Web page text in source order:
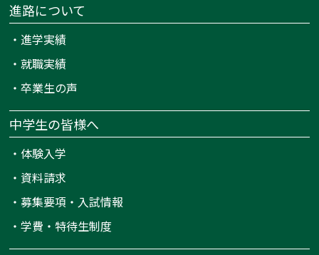
進路について
・進学実績
・就職実績
・卒業生の声
中学生の皆様へ
・ 体験入学
・ 資料請求
・募集要項・入試情報
・学費・特待生制度